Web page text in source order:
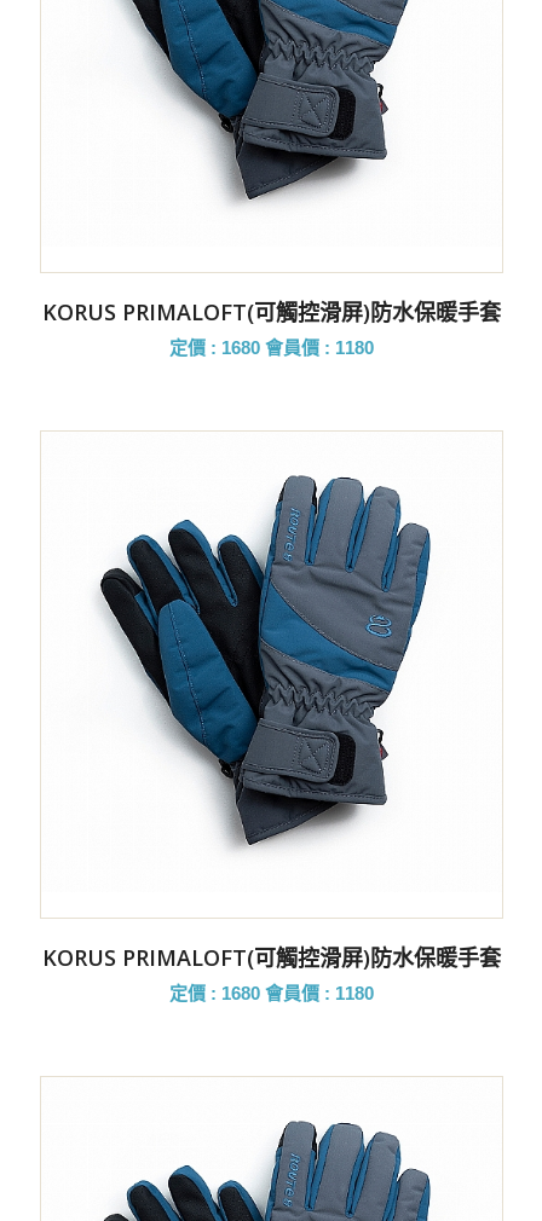
KORUS PRIMALOFT(可觸控滑屏)防水保暖手套
定價 : 1680 會員價 : 1180
KORUS PRIMALOFT(可觸控滑屏)防水保暖手套
定價 : 1680 會員價 : 1180